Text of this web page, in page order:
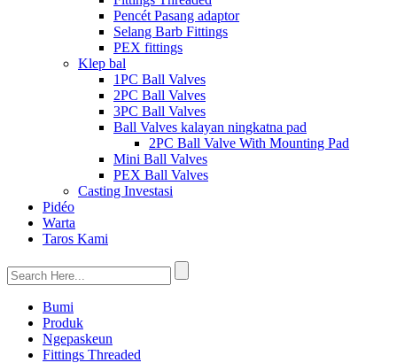
Pencét Pasang adaptor
Selang Barb Fittings
PEX fittings
Klep bal
1PC Ball Valves
2PC Ball Valves
3PC Ball Valves
Ball Valves kalayan ningkatna pad
2PC Ball Valve With Mounting Pad
Mini Ball Valves
PEX Ball Valves
Casting Investasi
Pidéo
Warta
Taros Kami
Bumi
Produk
Ngepaskeun
Fittings Threaded